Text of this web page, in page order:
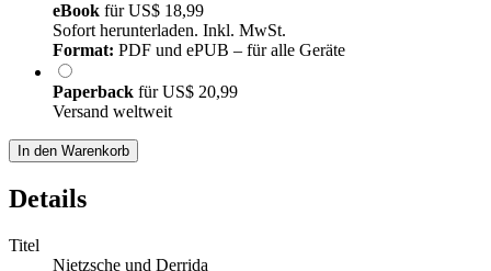
eBook fürUS$ 18,99
Sofort herunterladen. Inkl. MwSt.
Format: PDF und ePUB – für alle Geräte
Paperback fürUS$ 20,99
Versand weltweit
In den Warenkorb
Details
Titel
Nietzsche und Derrida